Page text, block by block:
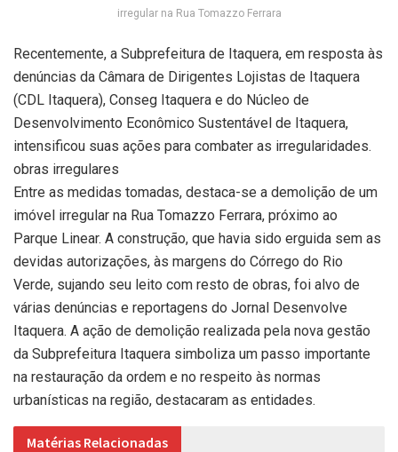
irregular na Rua Tomazzo Ferrara
Recentemente, a Subprefeitura de Itaquera, em resposta às
denúncias da Câmara de Dirigentes Lojistas de Itaquera
(CDL Itaquera), Conseg Itaquera e do Núcleo de
Desenvolvimento Econômico Sustentável de Itaquera,
intensificou suas ações para combater as irregularidades.
obras irregulares
Entre as medidas tomadas, destaca-se a demolição de um
imóvel irregular na Rua Tomazzo Ferrara, próximo ao
Parque Linear. A construção, que havia sido erguida sem as
devidas autorizações, às margens do Córrego do Rio
Verde, sujando seu leito com resto de obras, foi alvo de
várias denúncias e reportagens do Jornal Desenvolve
Itaquera. A ação de demolição realizada pela nova gestão
da Subprefeitura Itaquera simboliza um passo importante
na restauração da ordem e no respeito às normas
urbanísticas na região, destacaram as entidades.
Matérias Relacionadas